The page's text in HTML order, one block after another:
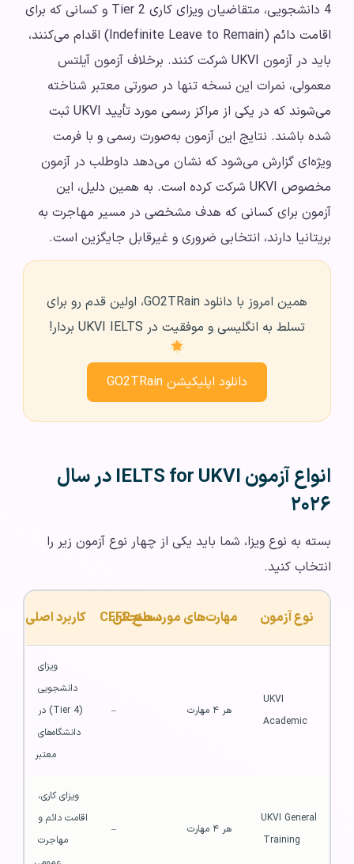
4 دانشجویی، متقاضیان ویزای کاری Tier 2 و کسانی که برای
اقامت دائم (Indefinite Leave to Remain) اقدام می‌کنند،
باید در آزمون UKVI شرکت کنند. برخلاف آزمون آیلتس
معمولی، نمرات این نسخه تنها در صورتی معتبر شناخته
می‌شوند که در یکی از مراکز رسمی مورد تأیید UKVI ثبت
شده باشند. نتایج این آزمون به‌صورت رسمی و با فرمت
ویژه‌ای گزارش می‌شود که نشان می‌دهد داوطلب در آزمون
مخصوص UKVI شرکت کرده است. به همین دلیل، این
آزمون برای کسانی که هدف مشخصی در مسیر مهاجرت به
بریتانیا دارند، انتخابی ضروری و غیرقابل جایگزین است.
همین امروز با دانلود GO2TRain، اولین قدم رو برای
تسلط به انگلیسی و موفقیت در UKVI IELTS بردار!
دانلود اپلیکیشن GO2TRain
انواع آزمون IELTS for UKVI در سال
۲۰۲۶
بسته به نوع ویزا، شما باید یکی از چهار نوع آزمون زیر را
انتخاب کنید.
نوع آزمون مهارت‌های مورد سنجش
سطح CEFR کاربرد اصلی
UKVI
Academic
هر ۴ مهارت –
معتبر
UKVI General
Training
هر ۴ مهارت –